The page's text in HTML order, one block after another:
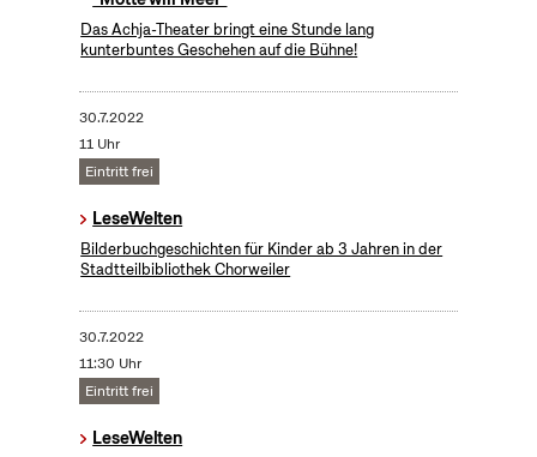
Das Achja-Theater bringt eine Stunde lang
kunterbuntes Geschehen auf die Bühne!
30.7.2022
11 Uhr
Eintritt frei
LeseWelten
Bilderbuchgeschichten für Kinder ab 3 Jahren in der
Stadtteilbibliothek Chorweiler
30.7.2022
11:30 Uhr
Eintritt frei
LeseWelten